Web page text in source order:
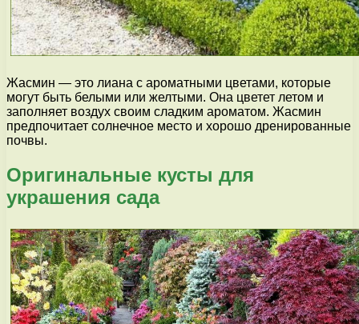
Жасмин — это лиана с ароматными цветами, которые
могут быть белыми или желтыми. Она цветет летом и
заполняет воздух своим сладким ароматом. Жасмин
предпочитает солнечное место и хорошо дренированные
почвы.
Оригинальные кусты для
украшения сада